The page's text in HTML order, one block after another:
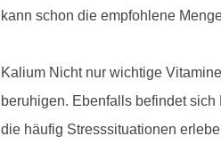
kann schon die empfohlene
Kalium Nicht nur wichtige
beruhigen. Ebenfalls befindet
die häufig Stresssituationen